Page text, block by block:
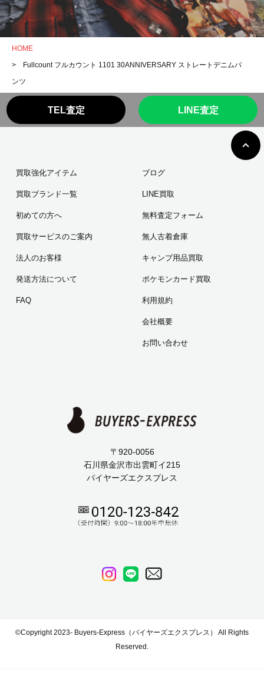
HOME
> Fullcount フルカウント 1101 30ANNIVERSARY ストレートデニムパ
ンツ
TEL査定 LINE査定
買取強化アイテム
買取ブランド一覧
初めての方へ
買取サービスのご案内
法人のお客様
発送方法について
FAQ
ブログ
LINE買取
無料査定フォーム
無人古着倉庫
キャンプ用品買取
ポケモンカード買取
利用規約
会社概要
お問い合わせ
〒920-0056
石川県金沢市出雲町イ215
バイヤーズエクスプレス
©Copyright 2023- Buyers-Express（バイヤーズエクスプレス） All Rights
Reserved.